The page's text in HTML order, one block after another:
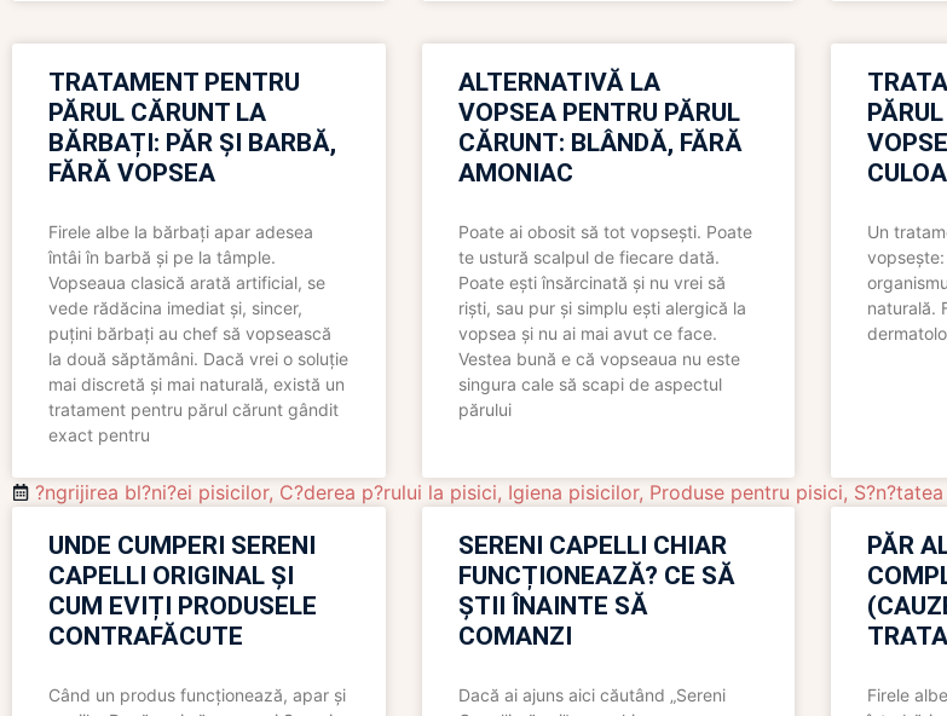
TRATAMENT PENTRU
PĂRUL CĂRUNT LA
BĂRBAȚI: PĂR ȘI BARBĂ,
FĂRĂ VOPSEA
Firele albe la bărbați apar adesea
întâi în barbă și pe la tâmple.
Vopseaua clasică arată artificial, se
vede rădăcina imediat și, sincer,
puțini bărbați au chef să vopsească
la două săptămâni. Dacă vrei o soluție
mai discretă și mai naturală, există un
tratament pentru părul cărunt gândit
exact pentru
ALTERNATIVĂ LA
VOPSEA PENTRU PĂRUL
CĂRUNT: BLÂNDĂ, FĂRĂ
AMONIAC
Poate ai obosit să tot vopsești. Poate
te ustură scalpul de fiecare dată.
Poate ești însărcinată și nu vrei să
riști, sau pur și simplu ești alergică la
vopsea și nu ai mai avut ce face.
Vestea bună e că vopseaua nu este
singura cale să scapi de aspectul
părului
Un
naturală.
?ngrijirea bl?ni?ei pisicilor, C?derea p?rului la pisici, Igiena pisicilor, Produse pentru pisici,
UNDE CUMPERI SERENI
CAPELLI ORIGINAL ȘI
CUM EVIȚI PRODUSELE
CONTRAFĂCUTE
Când un produs funcționează, apar și
SERENI CAPELLI CHIAR
FUNCȚIONEAZĂ? CE SĂ
ȘTII ÎNAINTE SĂ
COMANZI
Dacă ai ajuns aici căutând „Sereni
PĂR
Firele